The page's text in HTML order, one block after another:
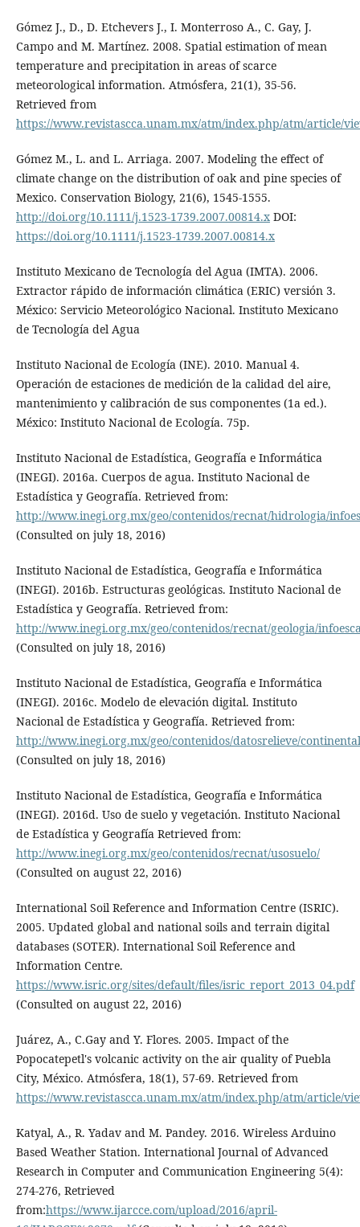
Gómez J., D., D. Etchevers J., I. Monterroso A., C. Gay, J.
Campo and M. Martínez. 2008. Spatial estimation of mean
temperature and precipitation in areas of scarce
meteorological information. Atmósfera, 21(1), 35-56.
Retrieved from
https://www.revistascca.unam.mx/atm/index.php/atm/article/
Gómez M., L. and L. Arriaga. 2007. Modeling the effect of
climate change on the distribution of oak and pine species of
Mexico. Conservation Biology, 21(6), 1545-1555.
http://doi.org/10.1111/j.1523-1739.2007.00814.xDOI:
https://doi.org/10.1111/j.1523-1739.2007.00814.x
Instituto Mexicano de Tecnología del Agua (IMTA). 2006.
Extractor rápido de información climática (ERIC) versión 3.
México: Servicio Meteorológico Nacional. Instituto Mexicano
de Tecnología del Agua
Instituto Nacional de Ecología (INE). 2010. Manual 4.
Operación de estaciones de medición de la calidad del aire,
mantenimiento y calibración de sus componentes (1a ed.).
México: Instituto Nacional de Ecología. 75p.
Instituto Nacional de Estadística, Geografía e Informática
(INEGI). 2016a. Cuerpos de agua. Instituto Nacional de
Estadística y Geografía. Retrieved from:
http://www.inegi.org.mx/geo/contenidos/recnat/hidrologia/
(Consulted on july 18, 2016)
Instituto Nacional de Estadística, Geografía e Informática
(INEGI). 2016b. Estructuras geológicas. Instituto Nacional de
Estadística y Geografía. Retrieved from:
http://www.inegi.org.mx/geo/contenidos/recnat/geologia/
(Consulted on july 18, 2016)
Instituto Nacional de Estadística, Geografía e Informática
(INEGI). 2016c. Modelo de elevación digital. Instituto
Nacional de Estadística y Geografía. Retrieved from:
http://www.inegi.org.mx/geo/contenidos/datosrelieve/
(Consulted on july 18, 2016)
Instituto Nacional de Estadística, Geografía e Informática
(INEGI). 2016d. Uso de suelo y vegetación. Instituto Nacional
de Estadística y Geografía Retrieved from:
http://www.inegi.org.mx/geo/contenidos/recnat/usosuelo/
(Consulted on august 22, 2016)
International Soil Reference and Information Centre (ISRIC).
2005. Updated global and national soils and terrain digital
databases (SOTER). International Soil Reference and
Information Centre.
https://www.isric.org/sites/default/files/isric_report_2013_04.pdf
(Consulted on august 22, 2016)
Juárez, A., C.Gay and Y. Flores. 2005. Impact of the
Popocatepetl's volcanic activity on the air quality of Puebla
City, México. Atmósfera, 18(1), 57-69. Retrieved from
https://www.revistascca.unam.mx/atm/index.php/atm/article/
Katyal, A., R. Yadav and M. Pandey. 2016. Wireless Arduino
Based Weather Station. International Journal of Advanced
Research in Computer and Communication Engineering 5(4):
274-276, Retrieved
from:https://www.ijarcce.com/upload/2016/april-